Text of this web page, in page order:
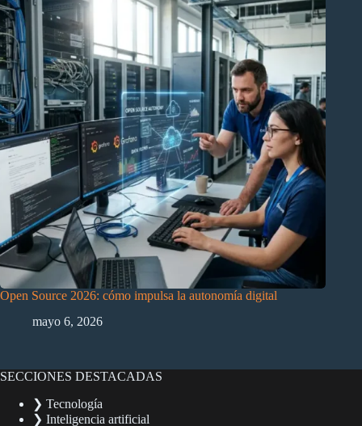
Open Source 2026: cómo impulsa la autonomía digital
mayo 6, 2026
SECCIONES DESTACADAS
❯ Tecnología
❯ Inteligencia artificial